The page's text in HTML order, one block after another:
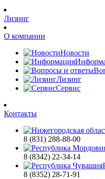
Лизинг
О компании
Новости
Лизинг
Сервис
Контакты
8 (831) 288-88-00
8 (8342) 22-34-14
8 (8352) 28-71-91